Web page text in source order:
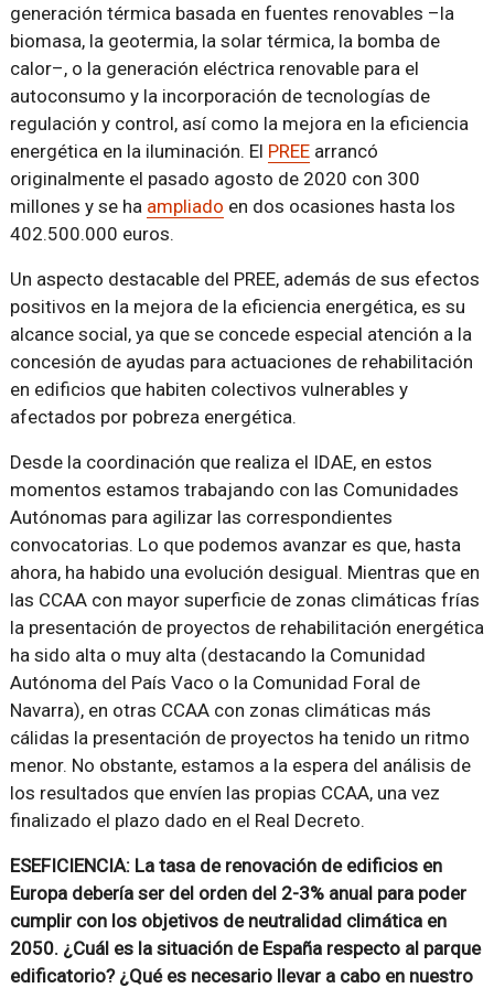
generación térmica basada en fuentes renovables –la
biomasa, la geotermia, la solar térmica, la bomba de
calor–, o la generación eléctrica renovable para el
autoconsumo y la incorporación de tecnologías de
regulación y control, así como la mejora en la eficiencia
energética en la iluminación. El PREEarrancó
originalmente el pasado agosto de 2020 con 300
millones y se ha ampliado en dos ocasiones hasta los
402.500.000 euros.
Un aspecto destacable del PREE, además de sus efectos
positivos en la mejora de la eficiencia energética, es su
alcance social, ya que se concede especial atención a la
concesión de ayudas para actuaciones de rehabilitación
en edificios que habiten colectivos vulnerables y
afectados por pobreza energética.
Desde la coordinación que realiza el IDAE, en estos
momentos estamos trabajando con las Comunidades
Autónomas para agilizar las correspondientes
convocatorias. Lo que podemos avanzar es que, hasta
ahora, ha habido una evolución desigual. Mientras que en
las CCAA con mayor superficie de zonas climáticas frías
la presentación de proyectos de rehabilitación energética
ha sido alta o muy alta (destacando la Comunidad
Autónoma del País Vaco o la Comunidad Foral de
Navarra), en otras CCAA con zonas climáticas más
cálidas la presentación de proyectos ha tenido un ritmo
menor. No obstante, estamos a la espera del análisis de
los resultados que envíen las propias CCAA, una vez
finalizado el plazo dado en el Real Decreto.
ESEFICIENCIA: La tasa de renovación de edificios en
Europa debería ser del orden del 2-3% anual para poder
cumplir con los objetivos de neutralidad climática en
2050. ¿Cuál es la situación de España respecto al parque
edificatorio? ¿Qué es necesario llevar a cabo en nuestro